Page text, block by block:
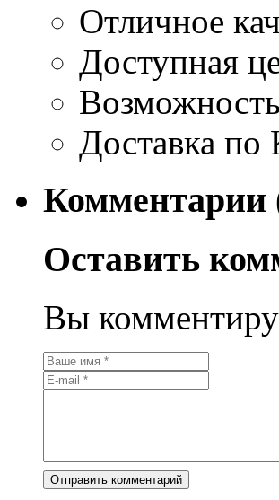
Отличное
Доступная
Доставка по
Комментарии
Оставить
Вы